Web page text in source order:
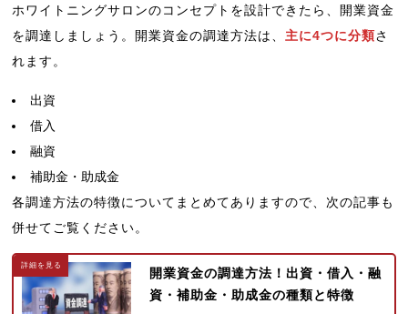
ホワイトニングサロンのコンセプトを設計できたら、開業資金
を調達しましょう。開業資金の調達方法は、主に4つに分類さ
れます。
出資
借入
融資
補助金・助成金
各調達方法の特徴についてまとめてありますので、次の記事も
併せてご覧ください。
開業資金の調達方法！出資・借入・融
資・補助金・助成金の種類と特徴